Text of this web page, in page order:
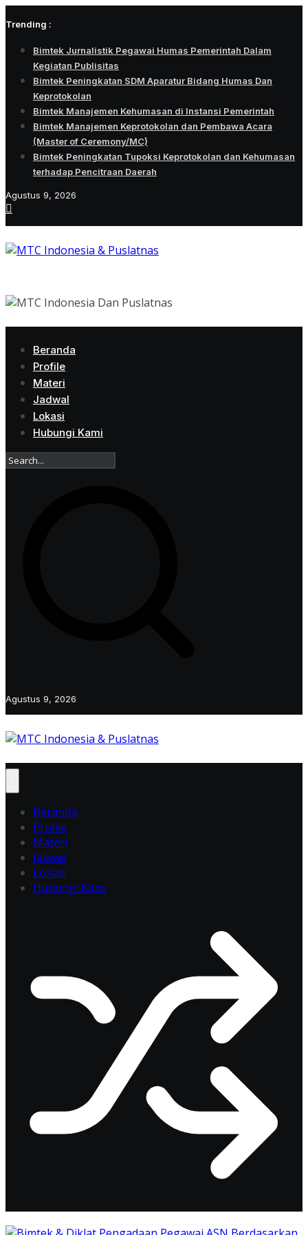
to
Trending :
Bimtek Jurnalistik Pegawai Humas Pemerintah Dalam
Kegiatan Publisitas
Bimtek Peningkatan SDM Aparatur Bidang Humas Dan
Keprotokolan
Bimtek Manajemen Kehumasan di Instansi Pemerintah
Bimtek Manajemen Keprotokolan dan Pembawa Acara
(Master of Ceremony/MC)
Bimtek Peningkatan Tupoksi Keprotokolan dan Kehumasan
terhadap Pencitraan Daerah
Agustus 9, 2026
Beranda
Profile
Materi
Jadwal
Lokasi
Hubungi Kami
Agustus 9, 2026
Beranda
Profile
Materi
Jadwal
Lokasi
Hubungi Kami